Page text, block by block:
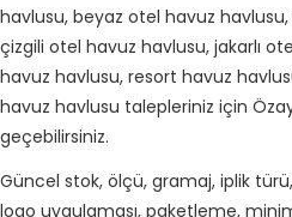
havlusu, beyaz otel havuz
çizgili otel havuz havlusu, jakarlı
havuz havlusu, resort havuz
havuz havlusu talepleriniz için
geçebilirsiniz.
Güncel stok, ölçü, gramaj, iplik
logo uygulaması, paketleme,